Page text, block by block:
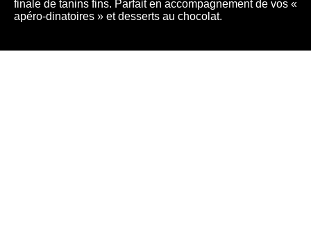
finale de tanins fins. Parfait en accompagnement de vos «
apéro-dinatoires » et desserts au chocolat.